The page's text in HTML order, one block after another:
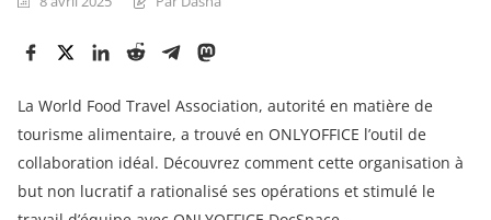
La World Food Travel Association, autorité en matière de
tourisme alimentaire, a trouvé en ONLYOFFICE l’outil de
collaboration idéal. Découvrez comment cette organisation à
but non lucratif a rationalisé ses opérations et stimulé le